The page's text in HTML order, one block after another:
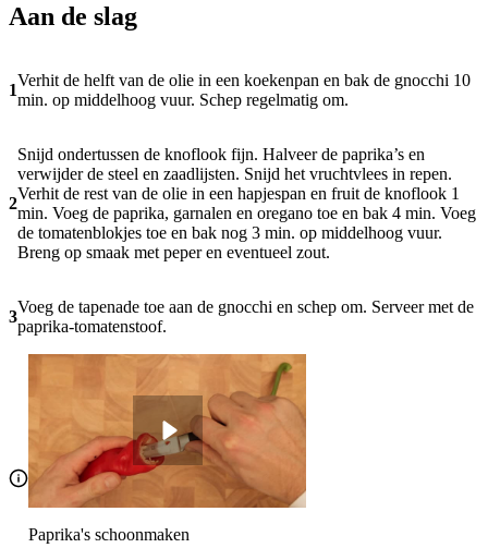
Aan de slag
1
Verhit de helft van de olie in een koekenpan en bak de gnocchi 10
min. op middelhoog vuur. Schep regelmatig om.
2
Snijd ondertussen de knoflook fijn. Halveer de paprika’s en
verwijder de steel en zaadlijsten. Snijd het vruchtvlees in repen.
Verhit de rest van de olie in een hapjespan en fruit de knoflook 1
min. Voeg de paprika, garnalen en oregano toe en bak 4 min. Voeg
de tomatenblokjes toe en bak nog 3 min. op middelhoog vuur.
Breng op smaak met peper en eventueel zout.
3
Voeg de tapenade toe aan de gnocchi en schep om. Serveer met de
paprika-tomatenstoof.
Paprika's schoonmaken